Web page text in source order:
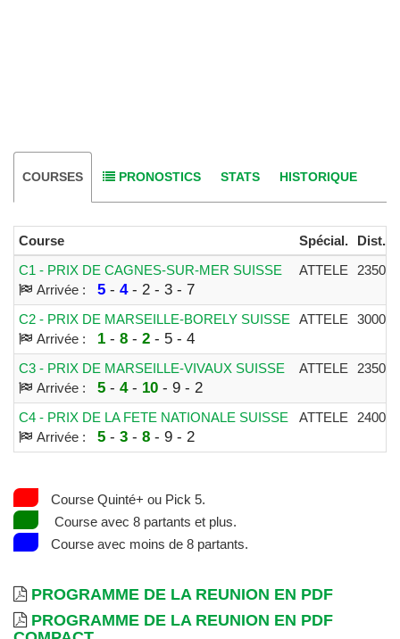
COURSES PRONOSTICS STATS HISTORIQUE
Course Spécial.
Dist.
C1 - PRIX DE CAGNES-SUR-MER SUISSE
Arrivée :
5- 4- 2 - 3 - 7
ATTELE 2350m
C2 - PRIX DE MARSEILLE-BORELY SUISSE
Arrivée :
1 - 8- 2- 5 - 4
ATTELE 3000m
C3 - PRIX DE MARSEILLE-VIVAUX SUISSE
Arrivée :
5- 4- 10- 9 - 2
ATTELE 2350m
C4 - PRIX DE LA FETE NATIONALE SUISSE
Arrivée :
5- 3- 8- 9 - 2
ATTELE 2400m
Course Quinté+ ou Pick 5.
Course avec 8 partants et plus.
Course avec moins de 8 partants.
PROGRAMME DE LA REUNION EN PDF
PROGRAMME DE LA REUNION EN PDF